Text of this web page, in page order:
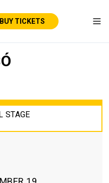
BUY TICKETS
STAGE